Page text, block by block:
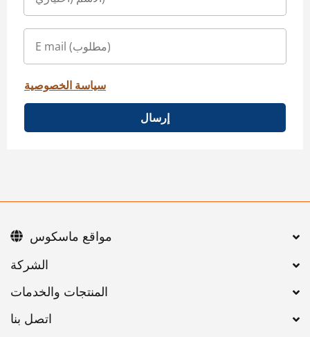
سياسة الخصوصية
إرسال
اتصل بنا
مواقع ماسكوس